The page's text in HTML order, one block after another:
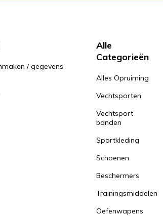
/ gegevens
Alle
Categorieën
Alles Opruiming
Vechtsporten
Vechtsport
banden
Sportkleding
Schoenen
Beschermers
Trainingsmiddelen
Oefenwapens